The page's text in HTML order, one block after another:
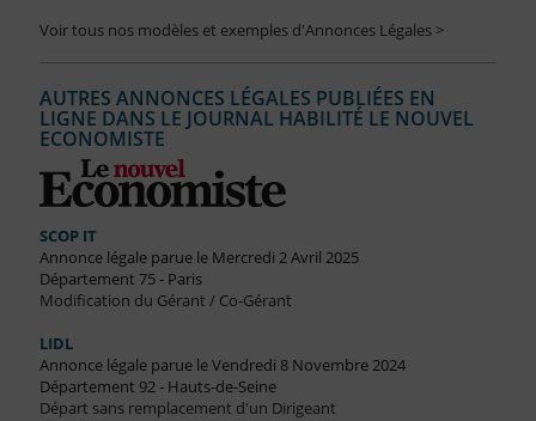
Voir tous nos modèles et exemples d'Annonces Légales >
AUTRES ANNONCES LÉGALES PUBLIÉES EN
LIGNE DANS LE JOURNAL HABILITÉ LE NOUVEL
ECONOMISTE
SCOP IT
Annonce légale parue le Mercredi 2 Avril 2025
Département 75 - Paris
Modification du Gérant / Co-Gérant
LIDL
Annonce légale parue le Vendredi 8 Novembre 2024
Département 92 - Hauts-de-Seine
Départ sans remplacement d'un Dirigeant